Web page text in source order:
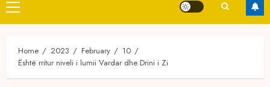
Primary
Menu
Home 2023 February
10
Është rritur niveli i lumii Vardar dhe Drini i Zi